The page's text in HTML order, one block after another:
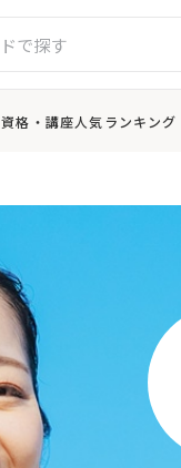
資格・講座人気ランキング